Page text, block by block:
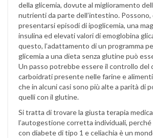
della glicemia, dovute al miglioramento
nutrienti da parte dell’intestino. Possono,
presentarsi episodi di ipoglicemia, una
insulina ed elevati valori di emoglobina
questo, l’adattamento di un programma
glicemia a una dieta senza glutine può
Un passo potrebbe essere il controllo del
carboidrati presente nelle farine e
che in alcuni casi sono più alte a parità di
quelli con il glutine.
Si tratta di trovare la giusta terapia
l’autogestione corretta individuali, perché
con diabete di tipo 1 e celiachia è un